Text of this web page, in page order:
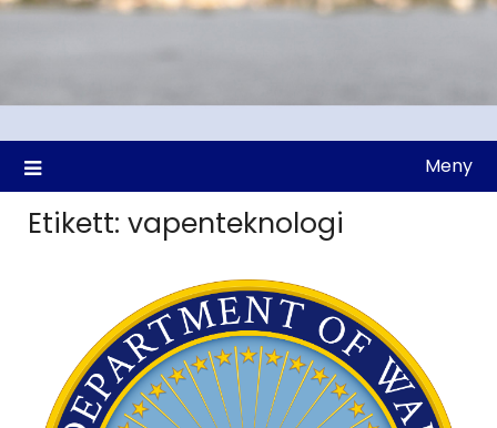
Meny
Etikett: vapenteknologi